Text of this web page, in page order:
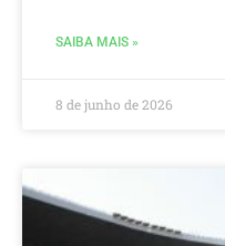
SAIBA MAIS »
8 de junho de 2026